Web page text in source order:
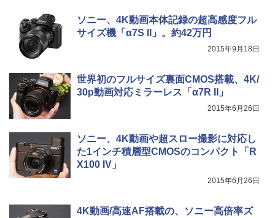
ソニー、4K動画本体記録の超高感度フル
サイズ機「α7S II」。約42万円
2015年9月18日
世界初のフルサイズ裏面CMOS搭載、4K/
30p動画対応ミラーレス「α7R II」
2015年6月26日
ソニー、4K動画や超スロー撮影に対応し
た1インチ積層型CMOSのコンパクト「R
X100 IV」
2015年6月26日
4K動画/高速AF搭載の、ソニー高倍率ズ